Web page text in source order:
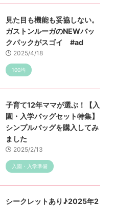
見た目も機能も妥協しない。
ガストンルーガのNEWバッ
クパックがスゴイ #ad
2025/4/18
100均
子育て12年ママが選ぶ！【入
園・入学バッグセット特集】
シンプルバッグを購入してみ
ました
2025/2/13
入園・入学準備
シークレットあり♪2025年2